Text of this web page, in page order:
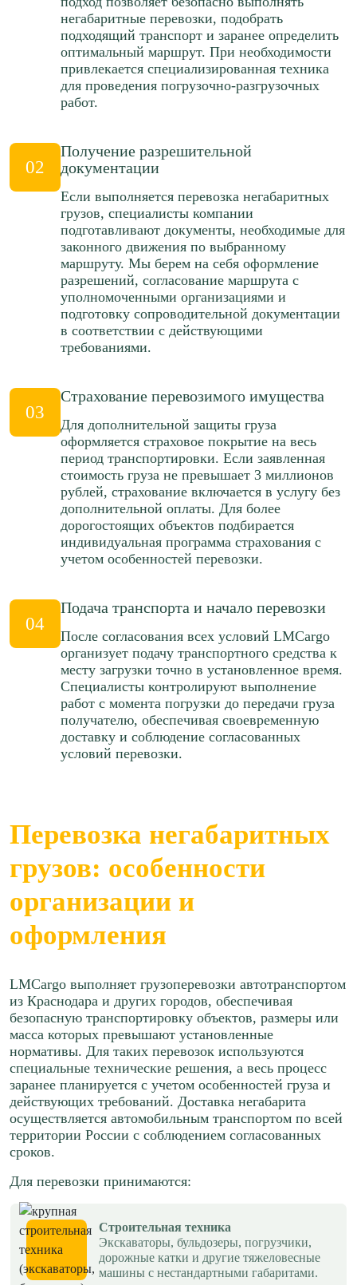
85 р/км.
Рассчитать
Краснодар → Ярославль
≈103811р.
65 р/км.
Рассчитать
Краснодар → Владивосток
85 р/км.
Рассчитать
Краснодар → Курск
≈68094р.
65 р/км.
Рассчитать
≈386692р.
92 р/км.
Рассчитать
Краснодар → Северск
≈388244р.
Краснодар → Саратов
≈71499р.
≈75160р.
65 р/км.
Рассчитать
Краснодар → Чебоксары
≈114731р.
65 р/км.
≈97323р.
65 р/км.
115 р/км.
Рассчитать
Краснодар → Барнаул
Рассчитать
Краснодар → Нижний Новгород
≈134434р.
88 р/км.
Краснодар → Самара
Рассчитать
Краснодар → Екатеринбург
≈289879р.
115 р/км.
Рассчитать
≈212375р.
Рассчитать
Краснодар → Ярославль
≈140886р.
88 р/км.
Краснодар → Владивосток
≈1124412р.
115 р/км.
Рассчитать
≈92413р.
88 р/км.
Рассчитать
Краснодар → Томск
≈524796р.
124 р/км.
≈526903р.
124 р/км.
негабаритные перевозки, подобрать
подходящий транспорт и заранее определить
оптимальный маршрут. При необходимости
привлекается специализированная техника
для проведения погрузочно-разгрузочных
работ.
02
Получение разрешительной
документации
Если выполняется перевозка негабаритных
грузов, специалисты компании
подготавливают документы, необходимые для
законного движения по выбранному
маршруту. Мы берем на себя оформление
разрешений, согласование маршрута с
уполномоченными организациями и
подготовку сопроводительной документации
в соответствии с действующими
требованиями.
03
Страхование перевозимого имущества
Для дополнительной защиты груза
оформляется страховое покрытие на весь
период транспортировки. Если заявленная
стоимость груза не превышает 3 миллионов
рублей, страхование включается в услугу без
дополнительной оплаты. Для более
дорогостоящих объектов подбирается
индивидуальная программа страхования с
учетом особенностей перевозки.
04
Подача транспорта и начало перевозки
После согласования всех условий LMCargo
организует подачу транспортного средства к
месту загрузки точно в установленное время.
Специалисты контролируют выполнение
работ с момента погрузки до передачи груза
получателю, обеспечивая своевременную
доставку и соблюдение согласованных
условий перевозки.
Перевозка негабаритных
грузов: особенности
организации и
оформления
LMCargo выполняет грузоперевозки автотранспортом
из Краснодара и других городов, обеспечивая
безопасную транспортировку объектов, размеры или
масса которых превышают установленные
нормативы. Для таких перевозок используются
специальные технические решения, а весь процесс
заранее планируется с учетом особенностей груза и
действующих требований. Доставка негабарита
осуществляется автомобильным транспортом по всей
территории России с соблюдением согласованных
сроков.
Для перевозки принимаются:
Строительная техника
Экскаваторы, бульдозеры, погрузчики,
дорожные катки и другие тяжеловесные
машины с нестандартными габаритами.